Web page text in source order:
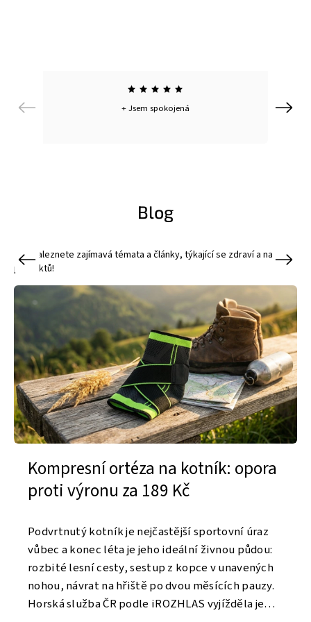
Previous + Jsem spokojená Next
Blog
Zde naleznete zajímavá témata a články, týkající se zdraví a našich
produktů!
Previous
ortéza na kotník: opora
za 189 Kč
kotník je nejčastější sportovní úraz
konec léta je jeho ideální živnou půdou:
cesty, sestup z kopce v unavených
návrat na hřiště po dvou měsících pauzy.
služba ČR podle iROZHLAS vyjížděla jen
Srpen je
nejčastěji.
na
matraci a
zátěž, na
Next